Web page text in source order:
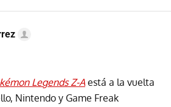
Legends Z-Aestá a la vuelta
Nintendo y Game Freak